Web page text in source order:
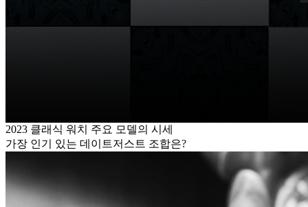
2023 클래식 워치 주요 모델의 시세
가장 인기 있는 데이트저스트 조합은?